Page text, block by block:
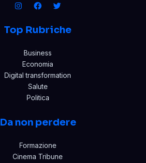
Top Rubriche
Business
Economia
Digital transformation
Salute
Politica
Da non perdere
Formazione
Cinema Tribune